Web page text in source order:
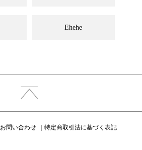
Ehehe
お問い合わせ 特定商取引法に基づく表記